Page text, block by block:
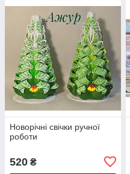
Новорічні свічки ручної
роботи
520 ₴